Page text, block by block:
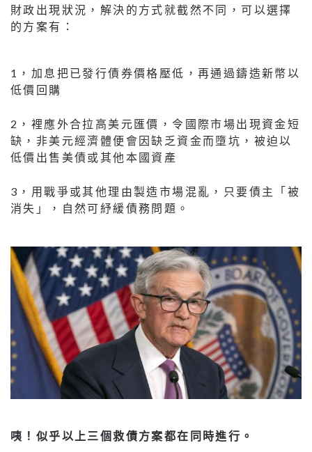
財政出現狀況，解決的方式就截然不同，可以選擇
的方案有：
1，加息把已發行債券價格壓低，再通過鑄造新幣以
低價回購
2，裡應外合拉高美元匯價，令國際市場出現資金短
缺，非美元經濟體便會因缺乏資金而墮坑，被迫以
低價出售美債或其他本國資產
3，用戰爭或其他理由製造市場混亂，只要債主「被
消失」，自然可紓緩債務問題。
咦！似乎以上三個救債方案都在同時進行。